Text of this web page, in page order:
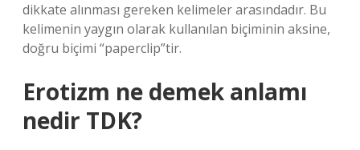
dikkate alınması gereken kelimeler arasındadır. Bu
kelimenin yaygın olarak kullanılan biçiminin aksine,
doğru biçimi “paperclip”tir.
Erotizm ne demek anlamı
nedir TDK?